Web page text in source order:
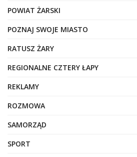
POWIAT ŻARSKI
POZNAJ SWOJE MIASTO
RATUSZ ŻARY
REGIONALNE CZTERY ŁAPY
REKLAMY
ROZMOWA
SAMORZĄD
SPORT